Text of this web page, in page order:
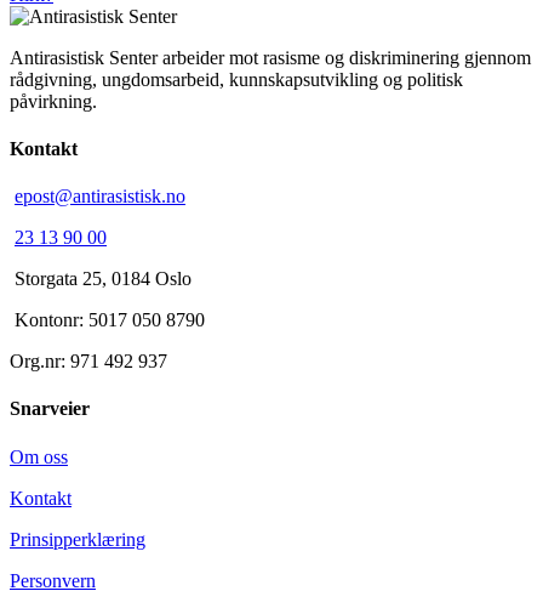
Antirasistisk Senter arbeider mot rasisme og diskriminering gjennom
rådgivning, ungdomsarbeid, kunnskapsutvikling og politisk
påvirkning.
Kontakt
epost@antirasistisk.no
23 13 90 00
Storgata 25, 0184 Oslo
Kontonr: 5017 050 8790
Org.nr: 971 492 937
Snarveier
Om oss
Kontakt
Prinsipperklæring
Personvern